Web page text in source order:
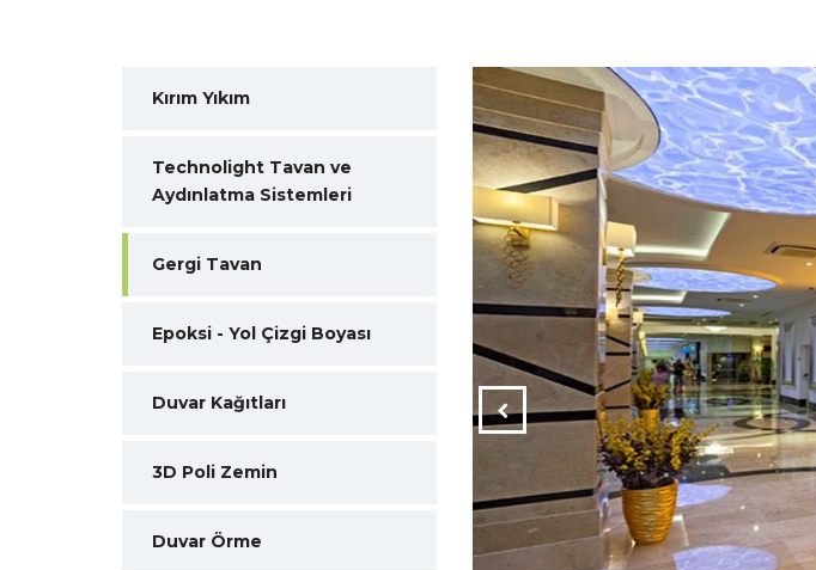
Kırım Yıkım
Technolight Tavan ve
Aydınlatma Sistemleri
Gergi Tavan
Epoksi - Yol Çizgi Boyası
Duvar Kağıtları
3D Poli Zemin
Duvar Örme